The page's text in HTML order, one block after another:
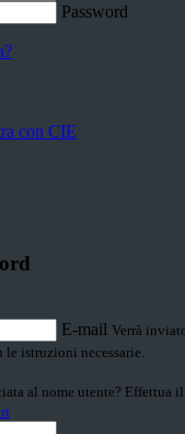
Password
con CIE
E-mail Verrà
istruzioni necessarie.
al nome utente? Effettua